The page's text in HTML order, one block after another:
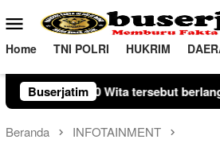
ke
konten
Menu
Mobile
Home TNI POLRI HUKRIM
Buserjatim
Beranda INFOTAINMENT